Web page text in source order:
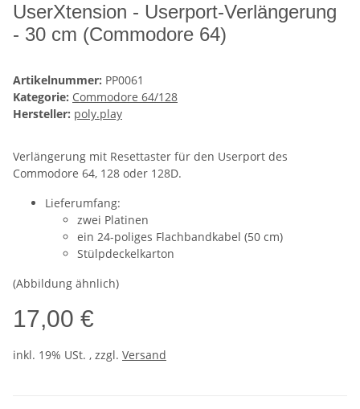
UserXtension - Userport-Verlängerung
- 30 cm (Commodore 64)
Artikelnummer: PP0061
Kategorie: Commodore 64/128
Hersteller: poly.play
Verlängerung mit Resettaster für den Userport des
Commodore 64, 128 oder 128D.
Lieferumfang:
zwei Platinen
ein 24-poliges Flachbandkabel (50 cm)
Stülpdeckelkarton
(Abbildung ähnlich)
17,00 €
inkl. 19% USt. , zzgl. Versand